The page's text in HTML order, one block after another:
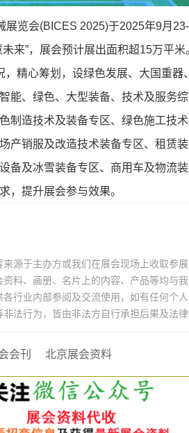
览会(BICES 2025)于2025年9月
来”，展会预计展出面积超15万平米
精心筹划，设绿色发展、大国重器
能、绿色、大型装备、技术及服务
制造技术及装备专区、绿色施工技
产销服及改造技术装备专区、租赁
备及冰雪装备专区、商用车及物流
，提升展会参与效果。
来源于主办方或我们在展会现场上收取参
料、画册、名片上的内容、产品等均与
行业内部参阅及交流使用，如有任何个
法行为，皆由非法方自行承担后果及法
会刊 北京展会资料